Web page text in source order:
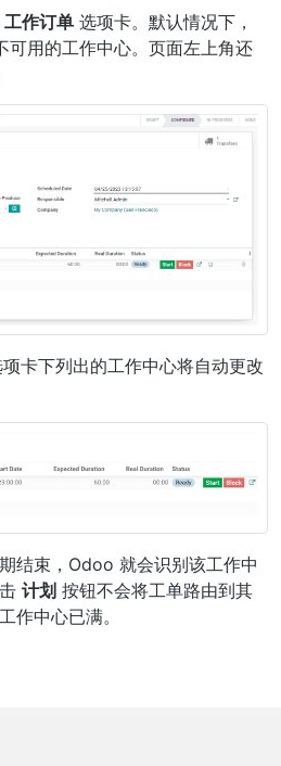
工作订单 选项卡。默认情况下，
可用的工作中心。页面左上角还
卡下列出的工作中心将自动更改
结束，Odoo 就会识别该工作中
计划 按钮不会将工单路由到其
作中心已满。